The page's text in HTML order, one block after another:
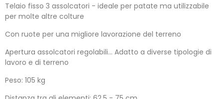
Telaio fisso 3 assolcatori - ideale per patate ma utilizzabile
per molte altre colture
Con ruote per una migliore lavorazione del terreno
Apertura assolcatori regolabili... Adatto a diverse tipologie di
lavoro e di terreno
Peso: 105 kg